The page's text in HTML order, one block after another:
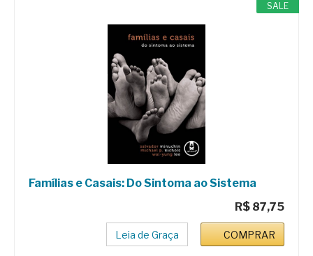
SALE
Famílias e Casais: Do Sintoma ao Sistema
R$ 87,75
Leia de Graça COMPRAR